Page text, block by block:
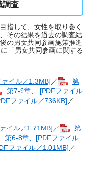
調査
指して、女性を取り巻く
その結果を過去の調査結
の男女共同参画施策推進
「男女共同参画に関する
イル／1.3MB] ／
第
第7-9章、 [PDFファイル
ファイル／736KB] ／
イル／1.71MB] ／
第
第6-8章、[PDFファイル
ファイル／1.01MB] ／